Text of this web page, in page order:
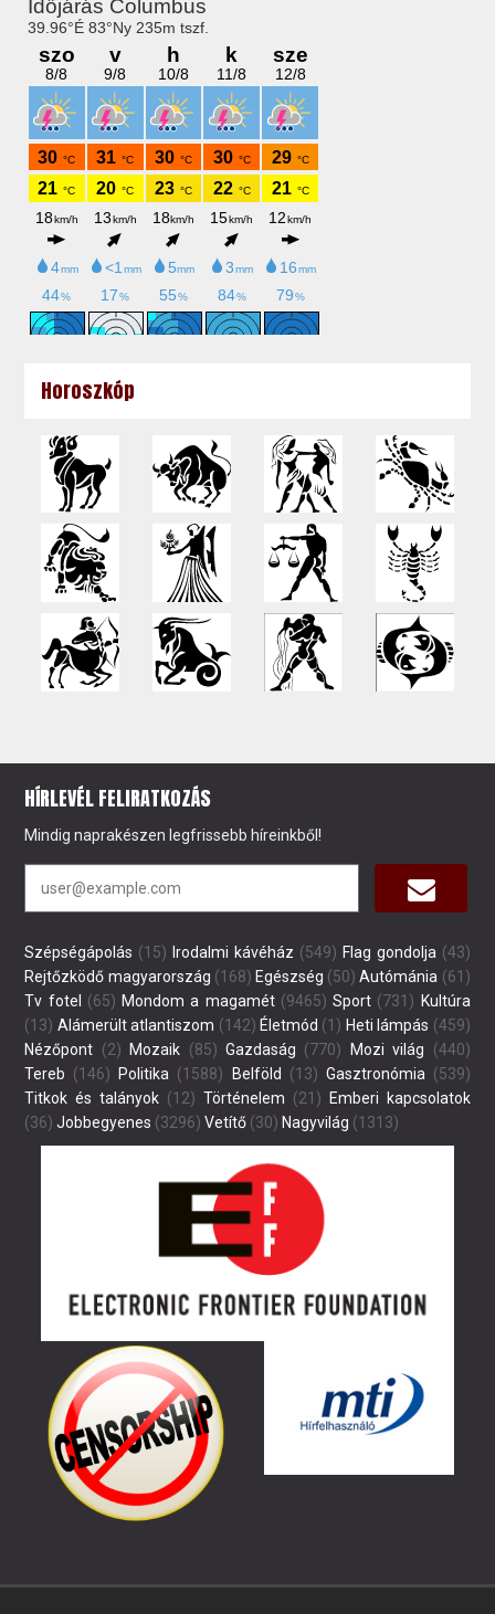
Horoszkóp
HÍRLEVÉL FELIRATKOZÁS
Mindig naprakészen legfrissebb híreinkből!
Szépségápolás (15) Irodalmi kávéház (549) Flag gondolja (43)
Rejtőzködő magyarország (168) Egészség (50) Autómánia (61)
Tv fotel
(65) Mondom a magamét(9465) Sport (731) Kultúra
(13) Alámerült atlantiszom (142) Életmód (1) Heti lámpás (459)
Nézőpont (2) Mozaik (85) Gazdaság (770) Mozi világ (440)
Tereb (146) Politika (1588) Belföld (13) Gasztronómia (539)
Titkok és talányok (12) Történelem (21)
Emberi kapcsolatok
(36) Jobbegyenes (3296) Vetítő (30) Nagyvilág (1313)